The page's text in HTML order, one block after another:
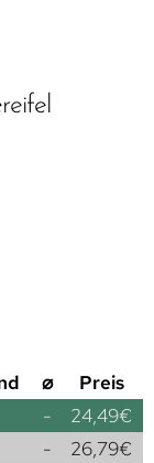
⌀
Preis
- 24,49€
- 26,79€